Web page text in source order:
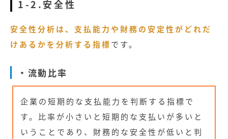
1-2.安全性
安全性分析は、支払能力や財務の安定性がどれだ
けあるかを分析する指標です。
・流動比率
企業の短期的な支払能力を判断する指標で
す。比率が小さいと短期的な支払いが多いと
いうことであり、財務的な安全性が低いと判